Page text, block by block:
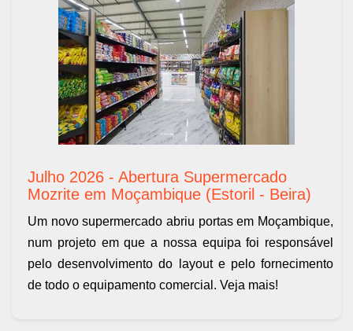
Julho 2026 - Abertura Supermercado
Mozrite em Moçambique (Estoril - Beira)
Um novo supermercado abriu portas em Moçambique,
num projeto em que a nossa equipa foi responsável
pelo desenvolvimento do layout e pelo fornecimento
de todo o equipamento comercial. Veja mais!